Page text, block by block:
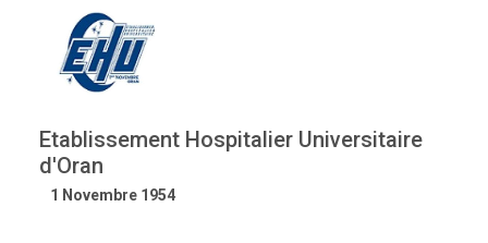
Etablissement Hospitalier Universitaire
d'Oran
1 Novembre 1954